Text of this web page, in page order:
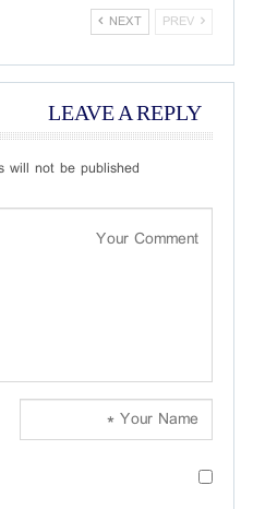
PREV
NEXT
LEAVE A REPLY
will not be published.